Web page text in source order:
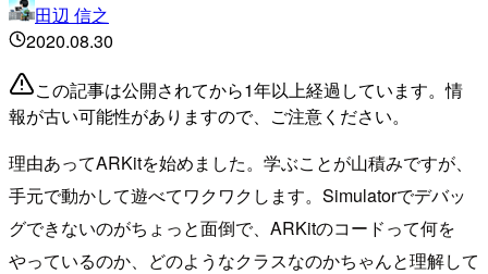
田辺 信之
2020.08.30
この記事は公開されてから1年以上経過しています。情
報が古い可能性がありますので、ご注意ください。
理由あってARKitを始めました。学ぶことが山積みですが、
手元で動かして遊べてワクワクします。Simulatorでデバッ
グできないのがちょっと面倒で、ARKitのコードって何を
やっているのか、どのようなクラスなのかちゃんと理解して